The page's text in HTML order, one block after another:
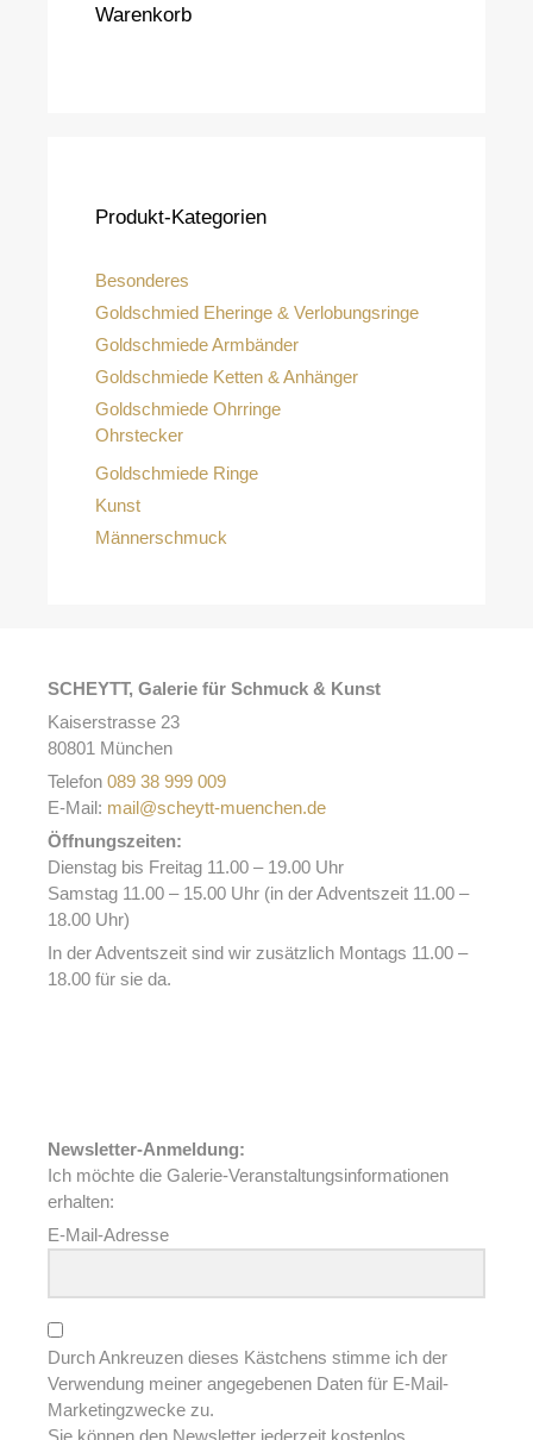
Warenkorb
Produkt-Kategorien
Besonderes
Goldschmied Eheringe & Verlobungsringe
Goldschmiede Armbänder
Goldschmiede Ketten & Anhänger
Goldschmiede Ohrringe
Ohrstecker
Goldschmiede Ringe
Kunst
Männerschmuck
SCHEYTT, Galerie für Schmuck & Kunst
Kaiserstrasse 23
80801 München
Telefon 089 38 999 009
E-Mail: mail@scheytt-muenchen.de
Öffnungszeiten:
Dienstag bis Freitag 11.00 – 19.00 Uhr
Samstag 11.00 – 15.00 Uhr (in der Adventszeit 11.00 –
18.00 Uhr)
In der Adventszeit sind wir zusätzlich Montags 11.00 –
18.00 für sie da.
Newsletter-Anmeldung:
Ich möchte die Galerie-Veranstaltungsinformationen
erhalten:
E-Mail-Adresse
Durch Ankreuzen dieses Kästchens stimme ich der
Verwendung meiner angegebenen Daten für E-Mail-
Marketingzwecke zu.